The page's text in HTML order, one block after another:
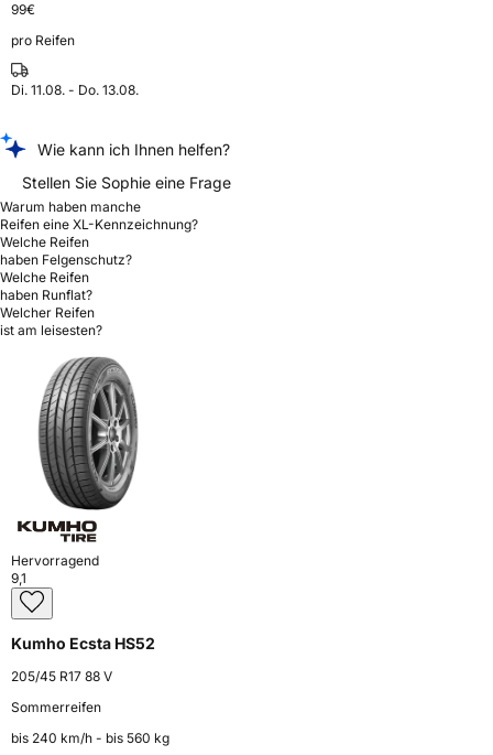
99€
pro Reifen
Di. 11.08. - Do. 13.08.
Wie kann ich Ihnen helfen?
Stellen Sie Sophie eine Frage
Warum haben manche
Reifen eine XL-Kennzeichnung?
Welche Reifen
haben Felgenschutz?
Welche Reifen
haben Runflat?
Welcher Reifen
ist am leisesten?
Hervorragend
9,1
Kumho Ecsta HS52
205/45 R17 88 V
Sommerreifen
bis 240 km⁠/⁠h - bis 560 kg